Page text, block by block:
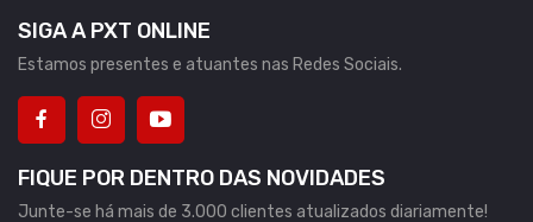
SIGA A PXT ONLINE
Estamos presentes e atuantes nas Redes Sociais.
FIQUE POR DENTRO DAS NOVIDADES
Junte-se há mais de 3.000 clientes atualizados diariamente!